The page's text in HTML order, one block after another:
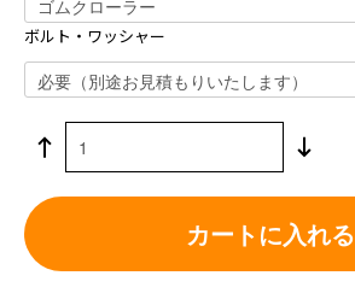
ボルト・ワッシャー
カートに入れる